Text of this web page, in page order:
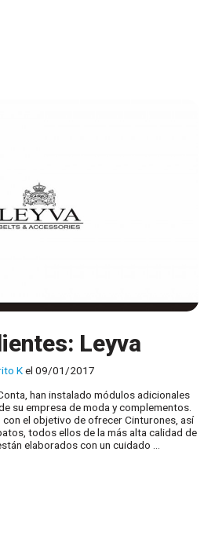
Leyva
Kel 09/01/2017
han instalado módulos adicionales
su empresa de moda y complementos.
con el objetivo de ofrecer Cinturones, así
todos ellos de la más alta calidad de
elaborados con un cuidado …